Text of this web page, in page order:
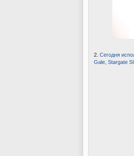
2. Сегодня
Gale, Stargate